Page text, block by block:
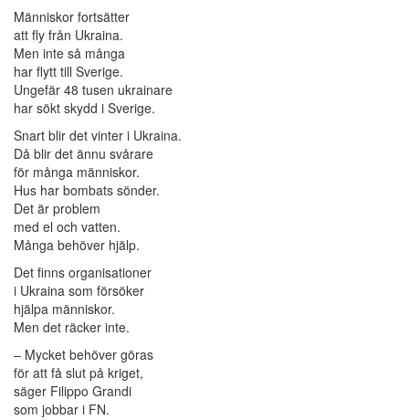
Människor fortsätter
att fly från Ukraina.
Men inte så många
har flytt till Sverige.
Ungefär 48 tusen ukrainare
har sökt skydd i Sverige.
Snart blir det vinter i Ukraina.
Då blir det ännu svårare
för många människor.
Hus har bombats sönder.
Det är problem
med el och vatten.
Många behöver hjälp.
Det finns organisationer
i Ukraina som försöker
hjälpa människor.
Men det räcker inte.
– Mycket behöver göras
för att få slut på kriget,
säger Filippo Grandi
som jobbar i FN.